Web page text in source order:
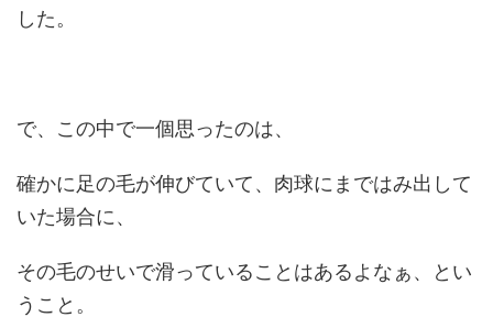
した。
で、この中で一個思ったのは、
確かに足の毛が伸びていて、肉球にまではみ出して
いた場合に、
その毛のせいで滑っていることはあるよなぁ、とい
うこと。